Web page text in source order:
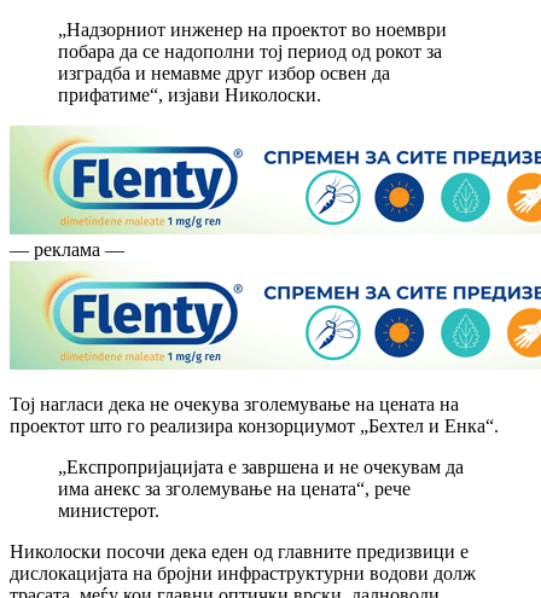
„Надзорниот инженер на проектот во ноември
побара да се надополни тој период од рокот за
изградба и немавме друг избор освен да
прифатиме“, изјави Николоски.
— реклама —
Тој нагласи дека не очекува зголемување на цената на
проектот што го реализира конзорциумот „Бехтел и Енка“.
„Експропријацијата е завршена и не очекувам да
има анекс за зголемување на цената“, рече
министерот.
Николоски посочи дека еден од главните предизвици е
дислокацијата на бројни инфраструктурни водови долж